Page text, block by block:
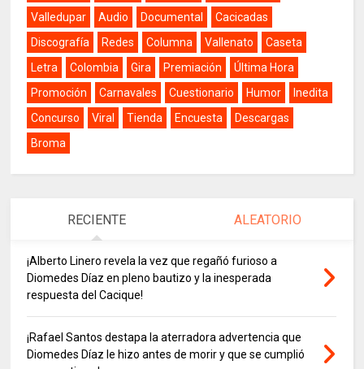
Valledupar
Audio Documental
Cacicadas
Discografía
Redes Columna Vallenato
Caseta
Letra
Colombia Gira Premiación
Última Hora
Promoción
Carnavales Cuestionario Humor
Inedita
Concurso
Viral Tienda Encuesta
Descargas
Broma
RECIENTE ALEATORIO
¡Alberto Linero revela la vez que regañó furioso a
Diomedes Díaz en pleno bautizo y la inesperada
respuesta del Cacique!
¡Rafael Santos destapa la aterradora advertencia que
Diomedes Díaz le hizo antes de morir y que se cumplió